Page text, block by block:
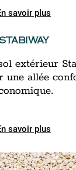
savoir plus
extérieur
une allée
savoir plus